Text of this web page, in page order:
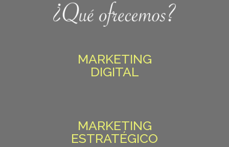
MARKETING
DIGITAL
MARKETING
ESTRATÉGICO